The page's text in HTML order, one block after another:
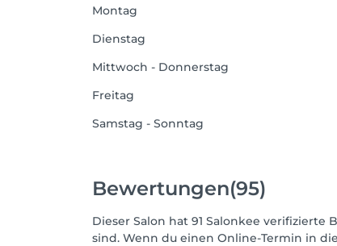
Montag
Dienstag
Mittwoch - Donnerstag
Freitag
Samstag - Sonntag
Bewertungen(95)
Dieser Salon hat 91 Salonkee
sind. Wenn du einen Online-Termin in